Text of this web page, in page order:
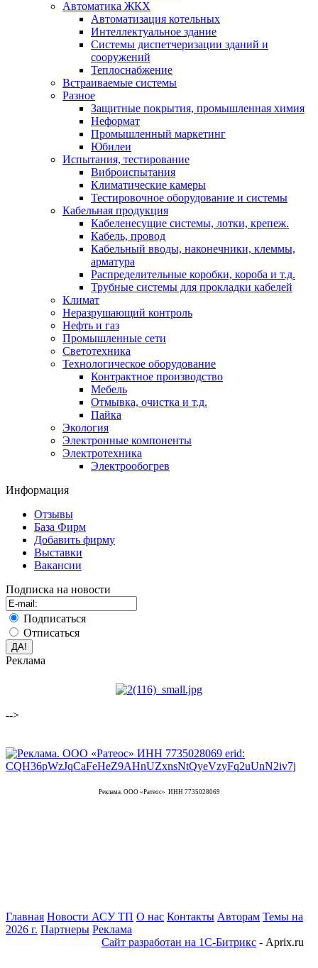
Автоматика ЖКХ
Автоматизация котельных
Интеллектуальное здание
Системы диспетчеризации зданий и
сооружений
Теплоснабжение
Встраиваемые системы
Разное
Защитные покрытия, промышленная химия
Неформат
Промышленный маркетинг
Юбилеи
Испытания, тестирование
Виброиспытания
Климатические камеры
Тестировочное оборудование и системы
Кабельная продукция
Кабеленесущие системы, лотки, крепеж.
Кабель, провод
Кабельный вводы, наконечники, клеммы,
арматура
Распределительные коробки, короба и т.д.
Трубные системы для прокладки кабелей
Климат
Неразрушающий контроль
Нефть и газ
Промышленные сети
Светотехника
Технологическое оборудование
Контрактное производство
Мебель
Отмывка, очистка и т.д.
Пайка
Экология
Электронные компоненты
Электротехника
Электрообогрев
Информация
Отзывы
База Фирм
Добавить фирму
Выставки
Вакансии
Подписка на новости
Подписаться
Отписаться
Реклама
-->
Реклама. ООО «Ратеос» ИНН 7735028069
Главная Новости АСУ ТП О нас Контакты Авторам Темы на
2026 г. Партнеры Реклама
Сайт разработан на 1С-Битрикс - Aprix.ru